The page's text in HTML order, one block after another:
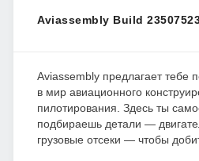
Aviassembly Build
Aviassembly предлагает тебе
в мир авиационного
пилотирования. Здесь ты
подбираешь детали —
грузовые отсеки — чтобы